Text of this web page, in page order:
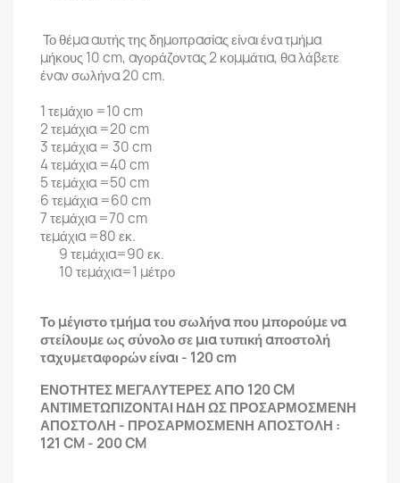
Το θέμα αυτής της δημοπρασίας είναι ένα τμήμα
μήκους 10 cm, αγοράζοντας 2 κομμάτια, θα λάβετε
έναν σωλήνα 20 cm.
1 τεμάχιο =10 cm
2 τεμάχια =20 cm
3 τεμάχια = 30 cm
4 τεμάχια =40 cm
5 τεμάχια =50 cm
6 τεμάχια =60 cm
7 τεμάχια =70 cm
τεμάχια =80 εκ.
9 τεμάχια=90 εκ.
10 τεμάχια=1 μέτρο
Το μέγιστο τμήμα του σωλήνα που μπορούμε να
στείλουμε ως σύνολο σε μια τυπική αποστολή
ταχυμεταφορών είναι - 120 cm
ΕΝΟΤΗΤΕΣ ΜΕΓΑΛΥΤΕΡΕΣ ΑΠΟ 120 CM
ΑΝΤΙΜΕΤΩΠΙΖΟΝΤΑΙ ΗΔΗ ΩΣ ΠΡΟΣΑΡΜΟΣΜΕΝΗ
ΑΠΟΣΤΟΛΗ - ΠΡΟΣΑΡΜΟΣΜΕΝΗ ΑΠΟΣΤΟΛΗ :
121 CM - 200 CM